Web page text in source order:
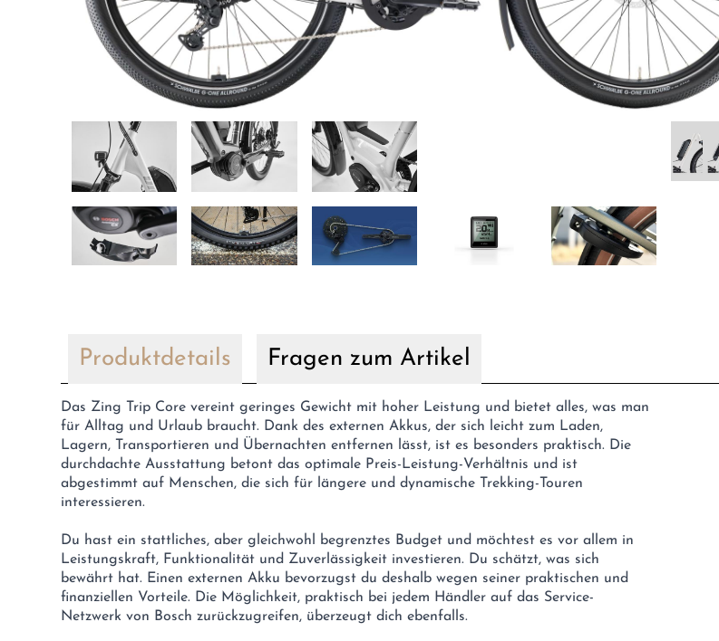
Produktdetails Fragen zum Artikel
Das Zing Trip Core vereint geringes Gewicht mit hoher Leistung und bietet alles, was man
für Alltag und Urlaub braucht. Dank des externen Akkus, der sich leicht zum Laden,
Lagern, Transportieren und Übernachten entfernen lässt, ist es besonders praktisch. Die
durchdachte Ausstattung betont das optimale Preis-Leistung-Verhältnis und ist
abgestimmt auf Menschen, die sich für längere und dynamische Trekking-Touren
interessieren.
Du hast ein stattliches, aber gleichwohl begrenztes Budget und möchtest es vor allem in
Leistungskraft, Funktionalität und Zuverlässigkeit investieren. Du schätzt, was sich
bewährt hat. Einen externen Akku bevorzugst du deshalb wegen seiner praktischen und
finanziellen Vorteile. Die Möglichkeit, praktisch bei jedem Händler auf das Service-
Netzwerk von Bosch zurückzugreifen, überzeugt dich ebenfalls.